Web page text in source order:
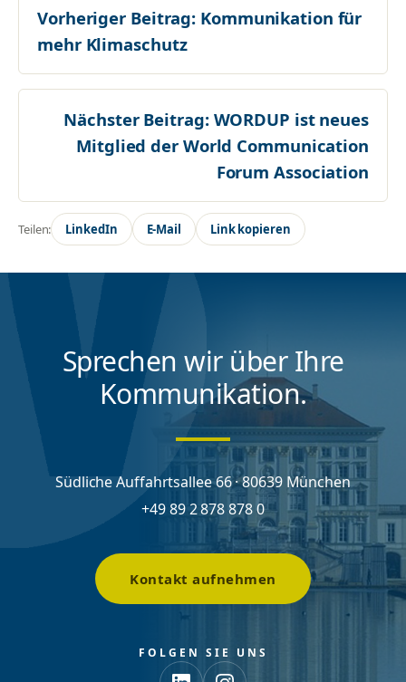
Vorheriger Beitrag: Kommunikation für
mehr Klimaschutz
Nächster Beitrag: WORDUP ist neues
Mitglied der World Communication
Forum Association
Teilen: LinkedIn E-Mail Link kopieren
Sprechen wir über Ihre
Kommunikation.
Südliche Auffahrtsallee 66 · 80639 München
+49 89 2 878 878 0
Kontakt aufnehmen
FOLGEN SIE UNS